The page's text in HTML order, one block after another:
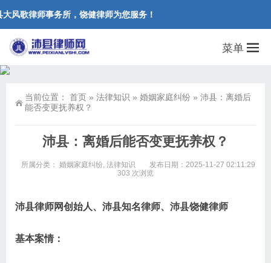
风歌律师事务所，饶健律师为您服务！
菜单
当前位置： 首页 » 法律知识 » 婚姻家庭纠纷 » 沛县：离婚后
能否变更抚养权？
沛县：离婚后能否变更抚养权？
所属分类： 婚姻家庭纠纷, 法律知识
发布日期：2025-11-27 02:11:29
303 次浏览
沛县律师网创始人、沛县知名律师、沛县饶健律师
基本案情：